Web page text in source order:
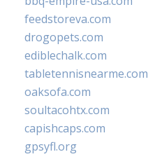
feedstoreva.com
drogopets.com
ediblechalk.com
tabletennisnearme.com
oaksofa.com
soultacohtx.com
capishcaps.com
gpsyfl.org